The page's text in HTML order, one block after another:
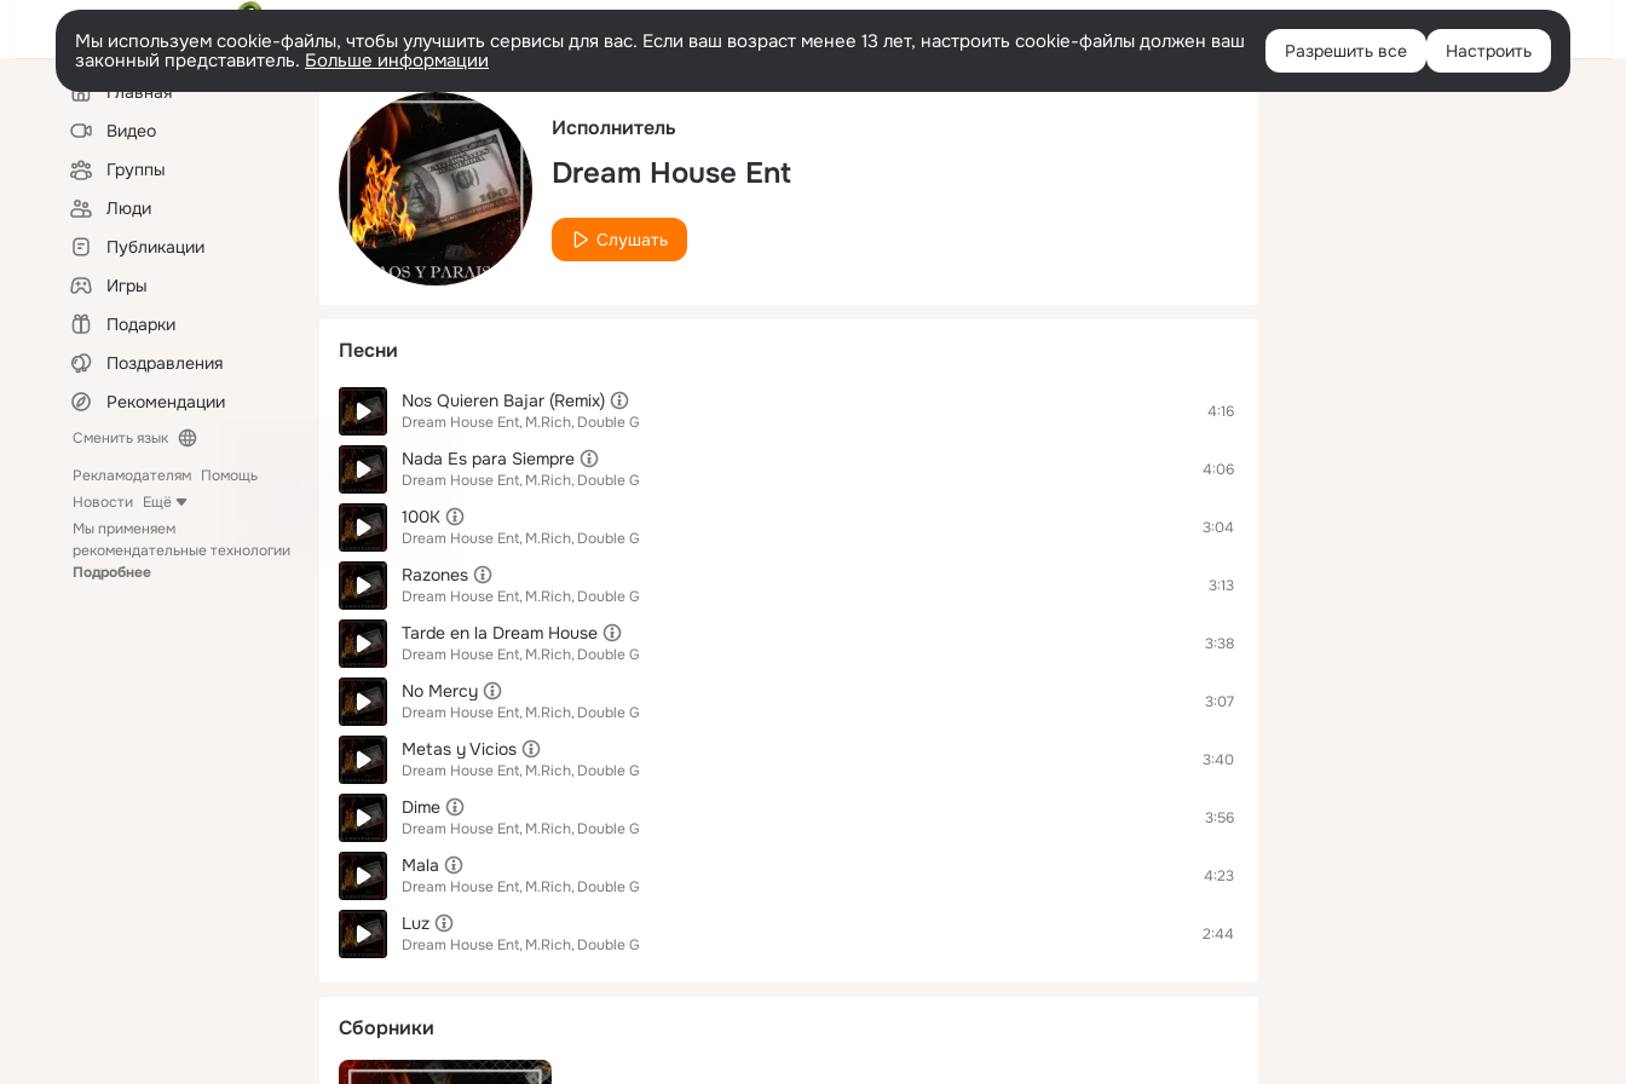
Русский Войти
Мы используем cookie-файлы, чтобы улучшить сервисы для вас. Если ваш возраст менее 13 лет, настроить cookie-файлы должен ваш
законный представитель. Больше информации Разрешить все Настроить
Левая
колонкаГлавная
Видео
Группы
Люди
Публикации
Игры
Подарки
Поздравления
Рекомендации
Сменить язык
Рекламодателям Помощь
Новости Ещё
Мы применяем
рекомендательные технологии
Подробнее
Исполнитель
Dream House Ent
Слушать
Песни
Nos Quieren Bajar (Remix)
Dream House Ent M.Rich Double G
4:16
Nada Es para Siempre
Dream House Ent M.Rich Double G
4:06
100K
Dream House Ent M.Rich Double G
3:04
Razones
Dream House Ent M.Rich Double G
3:13
Tarde en la Dream House
Dream House Ent M.Rich Double G
3:38
No Mercy
Dream House Ent M.Rich Double G
3:07
Metas y Vicios
Dream House Ent M.Rich Double G
3:40
Dime
Dream House Ent M.Rich Double G
3:56
Mala
Dream House Ent M.Rich Double G
4:23
Luz
Dream House Ent M.Rich Double G
2:44
Сборники